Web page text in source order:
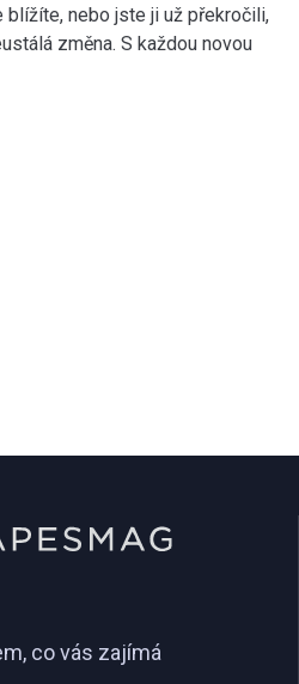
nebo jste ji už překročili,
změna. S každou novou
co vás zajímá